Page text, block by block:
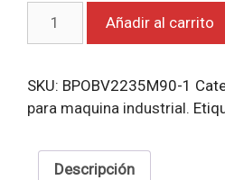
22x35.
cantidad
Añadir al carrito
SKU: BPOBV2235M90-1
para maquina industrial.
Descripción